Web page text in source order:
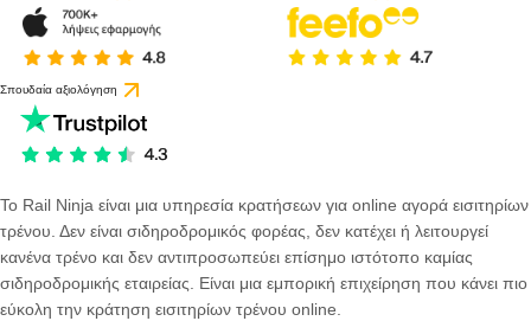
Σπουδαία αξιολόγηση
Το Rail Ninja είναι μια υπηρεσία κρατήσεων για online αγορά εισιτηρίων
τρένου. Δεν είναι σιδηροδρομικός φορέας, δεν κατέχει ή λειτουργεί
κανένα τρένο και δεν αντιπροσωπεύει επίσημο ιστότοπο καμίας
σιδηροδρομικής εταιρείας. Είναι μια εμπορική επιχείρηση που κάνει πιο
εύκολη την κράτηση εισιτηρίων τρένου online.